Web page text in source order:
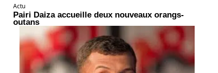
Actu
Pairi Daiza accueille deux nouveaux orangs-
outans